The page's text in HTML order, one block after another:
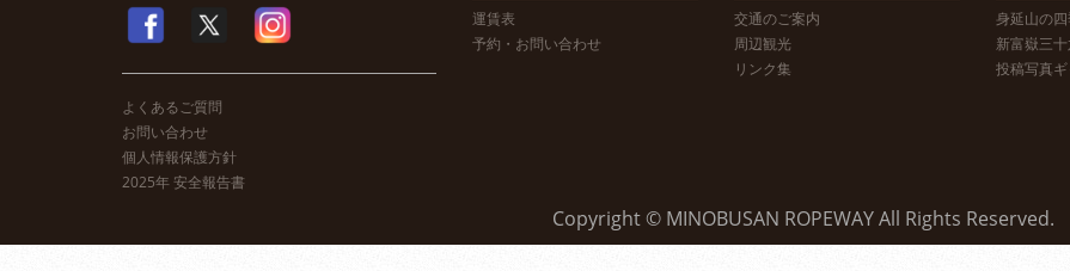
よくあるご質問
お問い合わせ
個人情報保護方針
2025年 安全報告書
運賃表
予約・お問い合わせ
交通のご案内
周辺観光
リンク集
身延山の四
新富嶽三
投稿写真
Copyright © MINOBUSAN ROPEWAY All Rights Reserved.